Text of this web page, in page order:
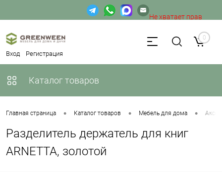
Вход Регистрация
Не хватает прав
доступа к веб-форме. 0
Каталог товаров
Главная страница • Каталог товаров • Мебель для дома •
Разделитель держатель для книг
ARNETTA, золотой